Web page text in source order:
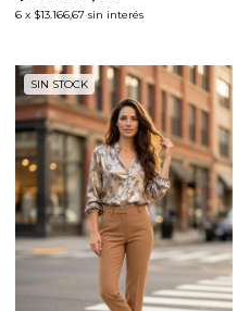
6 x $13.166,67 sin interés
SIN STOCK